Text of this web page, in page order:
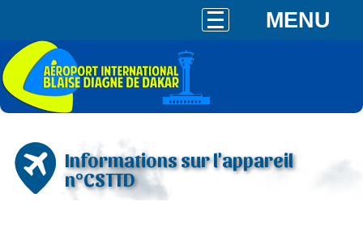
MENU
Informations sur l'appareil
n°CSTTD